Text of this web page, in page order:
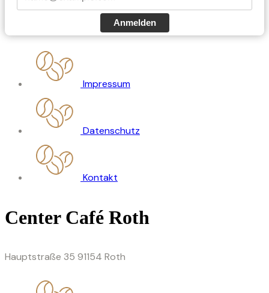
Anmelden
Impressum
Datenschutz
Kontakt
Center Café Roth
Hauptstraße 35 91154 Roth